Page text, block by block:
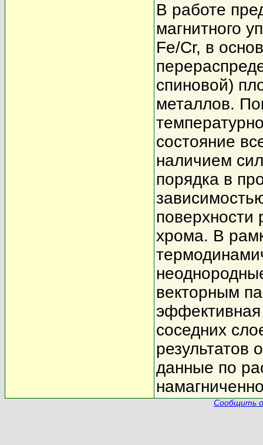
В работе
магнитного
Fe/Cr, в
спиновой)
металлов.
состояние
наличием
порядка в
хрома. В
векторным
соседних
результатов
данные по
Сообщить о